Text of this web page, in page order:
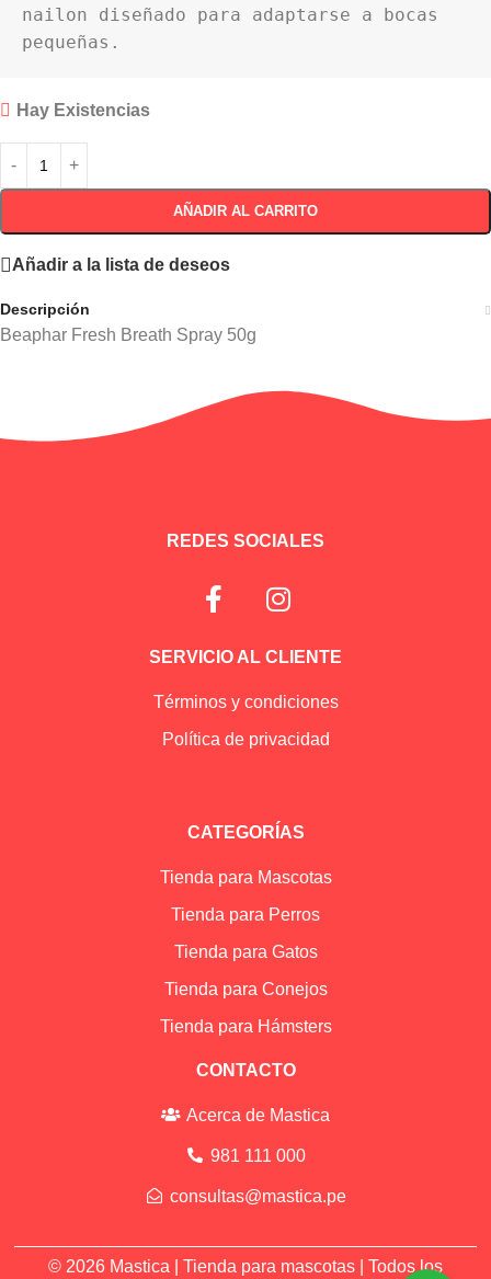
nailon diseñado para adaptarse a bocas
pequeñas.
Hay Existencias
AÑADIR AL CARRITO
Añadir a la lista de deseos
Descripción
Beaphar Fresh Breath Spray 50g
REDES SOCIALES
SERVICIO AL CLIENTE
Términos y condiciones
Política de privacidad
CATEGORÍAS
Tienda para Mascotas
Tienda para Perros
Tienda para Gatos
Tienda para Conejos
Tienda para Hámsters
CONTACTO
Acerca de Mastica
981 111 000
consultas@mastica.pe
© 2026 Mastica | Tienda para mascotas | Todos los